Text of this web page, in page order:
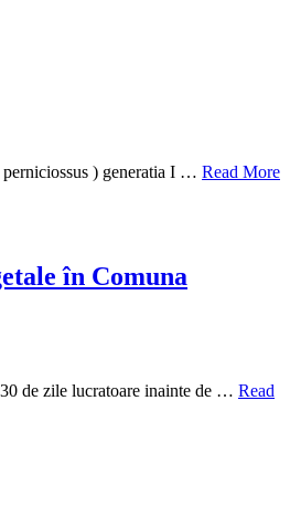
) generatia I … Read More
în Comuna
de zile lucratoare inainte de … Read